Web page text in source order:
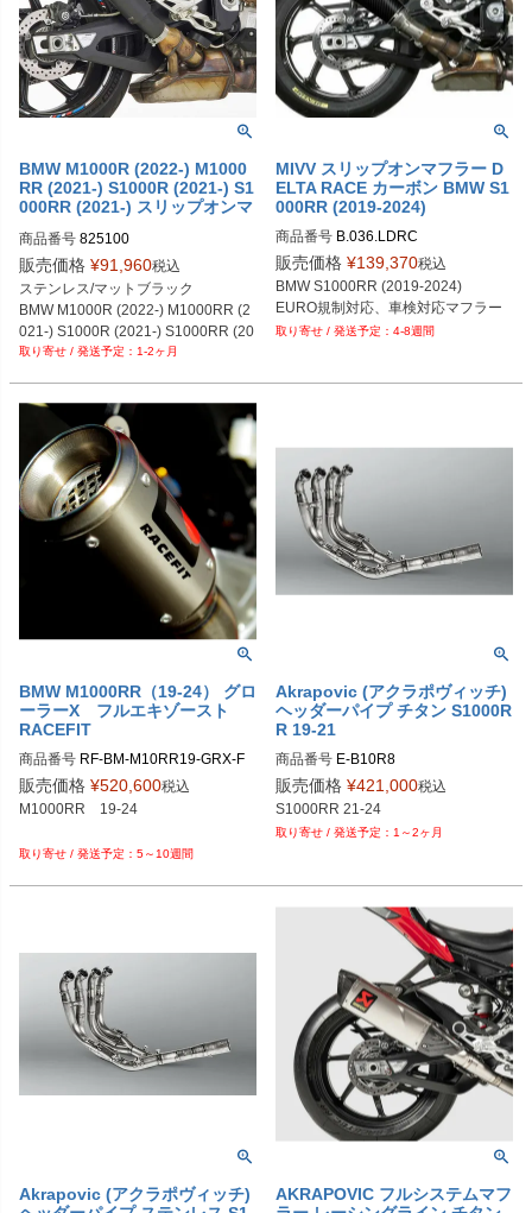
BMW M1000R (2022-) M1000
RR (2021-) S1000R (2021-) S1
000RR (2021-) スリップオンマ
商品番号 825100
販売価格 ¥91,960税込
ステンレス/マットブラック
BMW M1000R (2022-) M1000RR (2
021-) S1000R (2021-) S1000RR (20
21-)
1-2ヶ月
MIVV スリップオンマフラー D
ELTA RACE カーボン BMW S1
000RR (2019-2024)
商品番号 B.036.LDRC
販売価格 ¥139,370税込
BMW S1000RR (2019-2024)
EURO規制対応、車検対応マフラー
4-8週間
BMW M1000RR（19-24） グロ
ーラーX フルエキゾースト
RACEFIT
商品番号 RF-BM-M10RR19-GRX-F
販売価格 ¥520,600税込
M1000RR　19-24
5～10週間
Akrapovic (アクラポヴィッチ)
ヘッダーパイプ チタン S1000R
R 19-21
商品番号
販売価格 ¥421,000税込
1～2ヶ月
Akrapovic (アクラポヴィッチ)
AKRAPOVIC フルシステムマフ